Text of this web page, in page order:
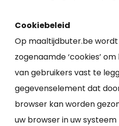
Cookiebeleid
Op maaltijdbuter.be
zogenaamde ‘cookies’
van gebruikers vast te
gegevenselement dat
browser kan worden
uw browser in uw